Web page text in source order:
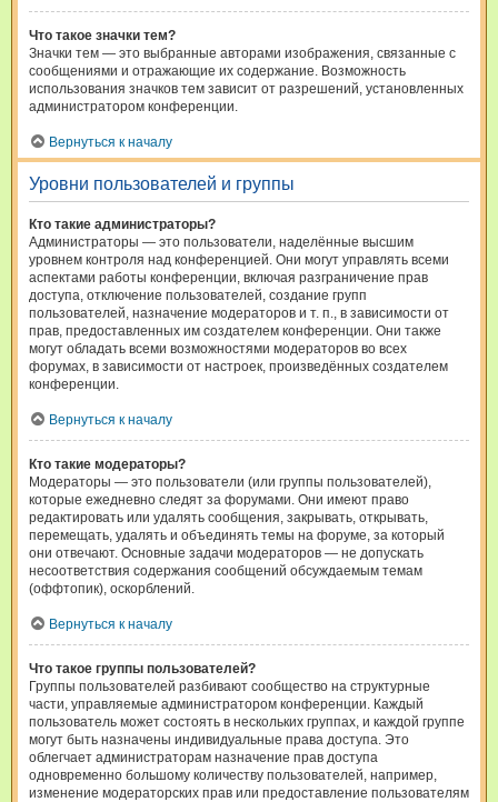
Что такое значки тем?
Значки тем — это выбранные авторами изображения, связанные с
сообщениями и отражающие их содержание. Возможность
использования значков тем зависит от разрешений, установленных
администратором конференции.
Вернуться к началу
Уровни пользователей и группы
Кто такие администраторы?
Администраторы — это пользователи, наделённые высшим
уровнем контроля над конференцией. Они могут управлять всеми
аспектами работы конференции, включая разграничение прав
доступа, отключение пользователей, создание групп
пользователей, назначение модераторов и т. п., в зависимости от
прав, предоставленных им создателем конференции. Они также
могут обладать всеми возможностями модераторов во всех
форумах, в зависимости от настроек, произведённых создателем
конференции.
Вернуться к началу
Кто такие модераторы?
Модераторы — это пользователи (или группы пользователей),
которые ежедневно следят за форумами. Они имеют право
редактировать или удалять сообщения, закрывать, открывать,
перемещать, удалять и объединять темы на форуме, за который
они отвечают. Основные задачи модераторов — не допускать
несоответствия содержания сообщений обсуждаемым темам
(оффтопик), оскорблений.
Вернуться к началу
Что такое группы пользователей?
Группы пользователей разбивают сообщество на структурные
части, управляемые администратором конференции. Каждый
пользователь может состоять в нескольких группах, и каждой группе
могут быть назначены индивидуальные права доступа. Это
облегчает администраторам назначение прав доступа
одновременно большому количеству пользователей, например,
изменение модераторских прав или предоставление пользователям